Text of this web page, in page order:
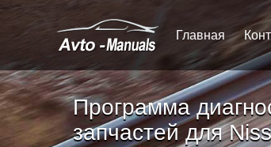
Главная
Программа
запчастей для